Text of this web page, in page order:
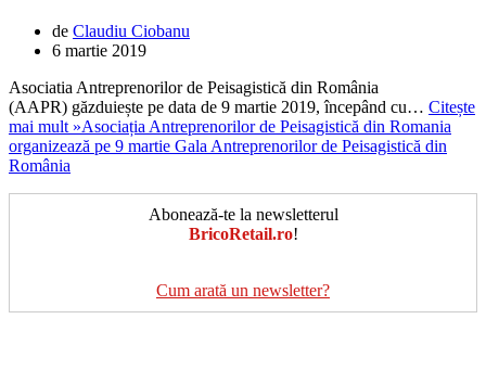
de Claudiu Ciobanu
6 martie 2019
Asociatia Antreprenorilor de Peisagistică din România
(AAPR) găzduiește pe data de 9 martie 2019, începând cu… Citește
mai mult »Asociația Antreprenorilor de Peisagistică din Romania
organizează pe 9 martie Gala Antreprenorilor de Peisagistică din
România
Abonează-te la newsletterul
BricoRetail.ro!
Cum arată un newsletter?